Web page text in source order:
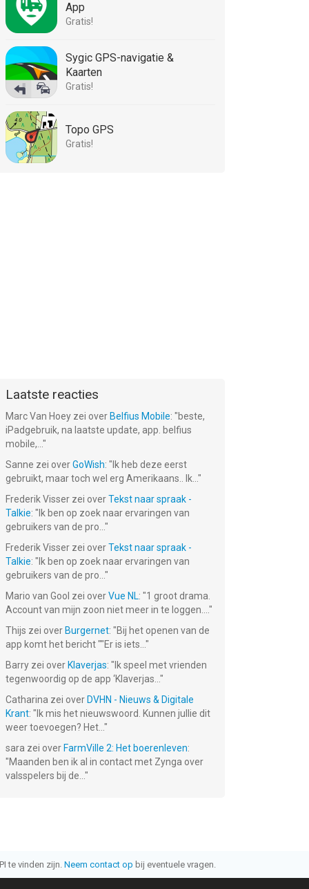
App
Gratis!
Sygic GPS-navigatie &
Kaarten
Gratis!
Topo GPS
Gratis!
Laatste reacties
Marc Van Hoey zei over Belfius Mobile: "beste,
iPadgebruik, na laatste update, app. belfius
mobile,... "
Sanne zei overGoWish: " Ik heb deze eerst
gebruikt, maar toch wel erg Amerikaans.. Ik... "
Frederik Visser zei overTekst naar spraak -
Talkie: " Ik ben op zoek naar ervaringen van
gebruikers van de pro... "
Frederik Visser zei overTekst naar spraak -
Talkie: " Ik ben op zoek naar ervaringen van
gebruikers van de pro... "
Mario van Gool zei overVue NL: "1 groot drama.
Account van mijn zoon niet meer in te loggen.... "
Thijs zei over Burgernet: "Bij het openen van de
app komt het bericht ""Er is iets... "
Barry zei over Klaverjas: " Ik speel met vrienden
tegenwoordig op de app ‘Klaverjas... "
Catharina zei over DVHN - Nieuws & Digitale
Krant: " Ik mis het nieuwswoord. Kunnen jullie dit
weer toevoegen? Het... "
sara zei over FarmVille 2: Het boerenleven:
"Maanden ben ik al in contact met Zynga over
valsspelers bij de... "
te vinden zijn. Neem contact op bij eventuele vragen.